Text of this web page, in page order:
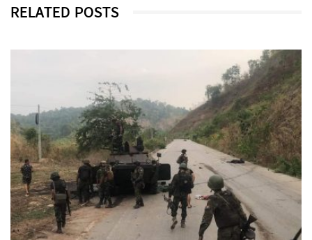
RELATED POSTS